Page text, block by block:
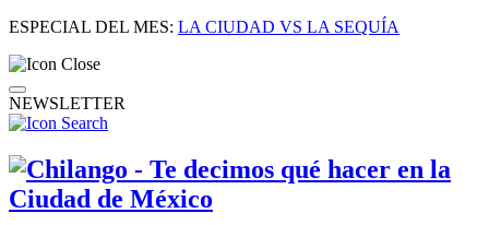
ESPECIAL DEL MES: LA CIUDAD VS LA SEQUÍA
NEWSLETTER